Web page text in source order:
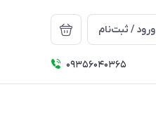
ورود / ثبت‌نام
09356040365